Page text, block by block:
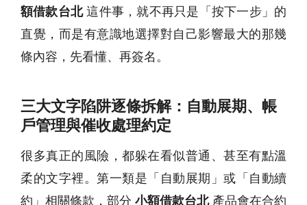
額借款台北這件事，就不再只是「按下一步」的
直覺，而是有意識地選擇對自己影響最大的那幾
條內容，先看懂、再簽名。
三大文字陷阱逐條拆解：自動展期、帳
戶管理與催收處理約定
很多真正的風險，都躲在看似普通、甚至有點溫
柔的文字裡。第一類是「自動展期」或「自動續
約」相關條款，部分 小額借款台北產品會在合約